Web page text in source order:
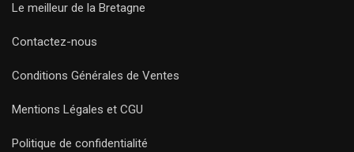
Le meilleur de la Bretagne
Contactez-nous
Conditions Générales de Ventes
Mentions Légales et CGU
Politique de confidentialité